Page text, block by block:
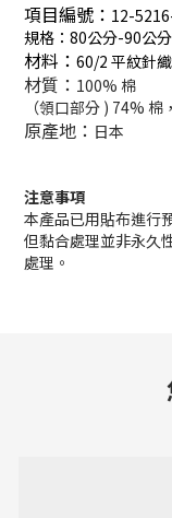
項目編號： 12-
規格： 80公分-90公
材料： 60/2 平紋針織
材質： 100% 棉
（領口部分 ) 74%
原產地： 日本
注意事項
本產品已用貼布進行
但黏合處理並非永久
處理。